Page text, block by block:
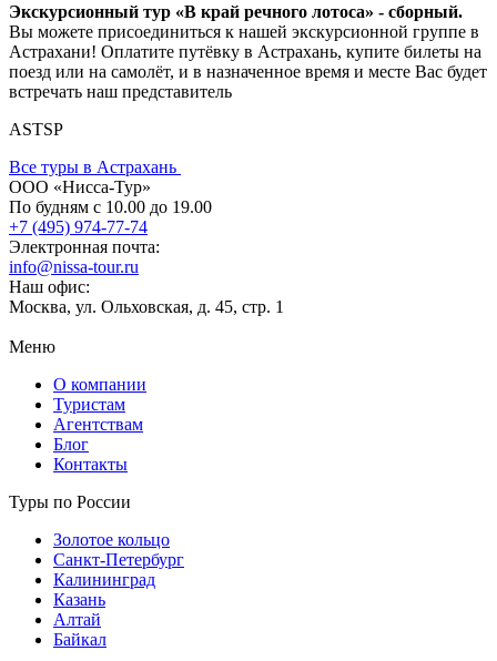
Экскурсионный тур «В край речного лотоса» - сборный.
Вы можете присоединиться к нашей экскурсионной группе в
Астрахани! Оплатите путёвку в Астрахань, купите билеты на
поезд или на самолёт, и в назначенное время и месте Вас будет
встречать наш представитель
ASTSP
Все туры в Астрахань
ООО «Нисса-Тур»
По будням с 10.00 до 19.00
+7 (495) 974-77-74
Электронная почта:
info@nissa-tour.ru
Наш офис:
Москва, ул. Ольховская, д. 45, стр. 1
Меню
О компании
Туристам
Агентствам
Блог
Контакты
Туры по России
Золотое кольцо
Санкт-Петербург
Калининград
Казань
Алтай
Байкал